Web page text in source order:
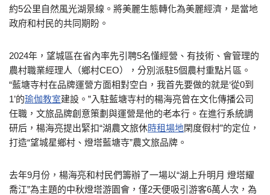
約5公里自然風光湖景線。將美麗生態轉化為美麗經濟，是當地
政府和村民的共同期盼。
2024年，望城區在省內率先引聘5名懂經營、有技術、會管理的
農村職業經理人（鄉村CEO），分別派駐5個農村重點片區。
“藍塘寺村在品牌運營方面相對空白，我首先要做的就是‘從0到
1’的瑜伽教室建設。”入駐藍塘寺村的楊海亮曾在文化傳播公司
任職，文旅品牌創意策劃與運營是他的老本行。在進行系統調
研后，楊海亮提出緊扣“湖農文旅休時租場地閑度假村”的定位，
打造“望城星鄉村、燈塔藍塘寺”農文旅品牌。
去年9月份，楊海亮和村民們籌辦了一場以“湖上升明月 燈塔耀
喬江”為主題的中秋燈塔游園會，僅2天便吸引游客6萬人次，為